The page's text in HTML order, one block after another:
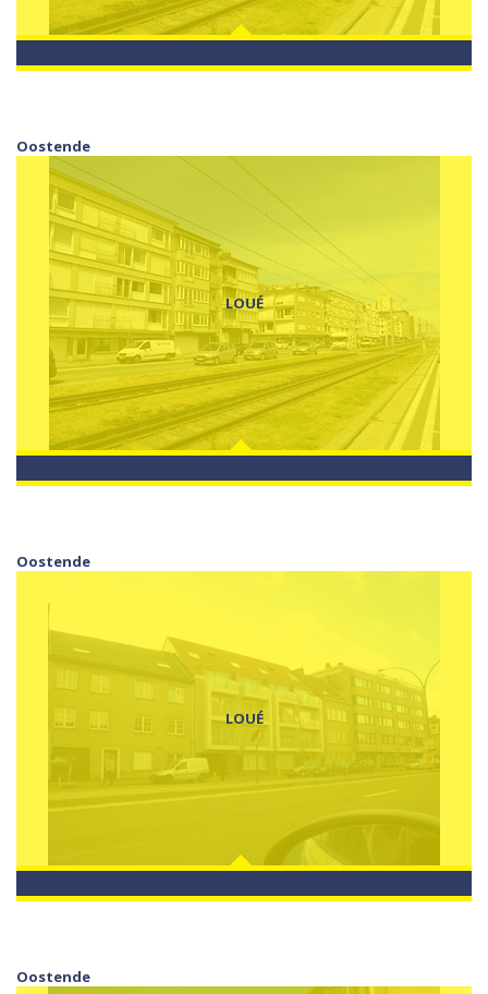
Oostende
LOUÉ
Oostende
LOUÉ
Oostende